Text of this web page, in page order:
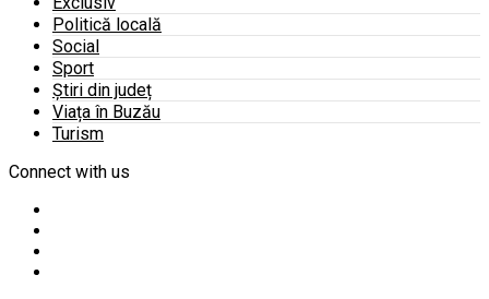
Politică locală
Social
Sport
Știri din județ
Viața în Buzău
Turism
Connect with us